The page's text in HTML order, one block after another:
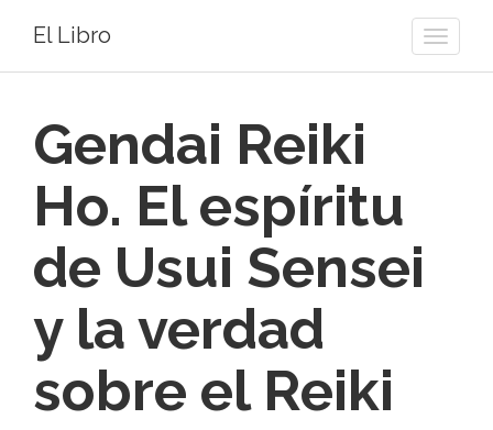
Toggle
El Libro
Gendai Reiki
Ho. El espíritu
de Usui Sensei
y la verdad
sobre el Reiki